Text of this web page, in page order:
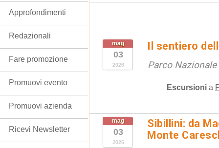
mag
03
2026
Il sentiero
Parco
Escursioni a
mag
03
2026
Sibillini: da
Monte
Approfondimenti
Redazionali
Fare promozione
Promuovi evento
Promuovi azienda
Ricevi Newsletter